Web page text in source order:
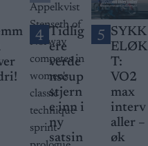
4 Tidlig
ere
verde
nscup
stjern
e inn i
ny
satsin
5 SYKK
ELØK
T:
VO2
max
interv
aller –
øk